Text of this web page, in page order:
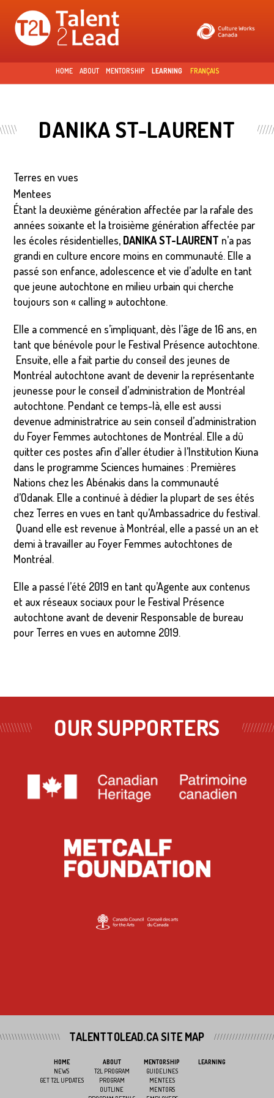
Skip to
main
content
HOME ABOUT MENTORSHIP LEARNING FRANÇAIS
DANIKA ST-LAURENT
Terres en vues
Mentees
Étant la deuxième génération affectée par la rafale des
années soixante et la troisième génération affectée par
les écoles résidentielles, DANIKA ST-LAURENT n’a pas
grandi en culture encore moins en communauté. Elle a
passé son enfance, adolescence et vie d’adulte en tant
que jeune autochtone en milieu urbain qui cherche
toujours son « calling » autochtone.
Elle a commencé en s’impliquant, dès l’âge de 16 ans, en
tant que bénévole pour le Festival Présence autochtone.
Ensuite, elle a fait partie du conseil des jeunes de
Montréal autochtone avant de devenir la représentante
jeunesse pour le conseil d’administration de Montréal
autochtone. Pendant ce temps-là, elle est aussi
devenue administratrice au sein conseil d’administration
du Foyer Femmes autochtones de Montréal. Elle a dû
quitter ces postes afin d’aller étudier à l’Institution Kiuna
dans le programme Sciences humaines : Premières
Nations chez les Abénakis dans la communauté
d’Odanak. Elle a continué à dédier la plupart de ses étés
chez Terres en vues en tant qu’Ambassadrice du festival.
Quand elle est revenue à Montréal, elle a passé un an et
demi à travailler au Foyer Femmes autochtones de
Montréal.
Elle a passé l’été 2019 en tant qu’Agente aux contenus
et aux réseaux sociaux pour le Festival Présence
autochtone avant de devenir Responsable de bureau
pour Terres en vues en automne 2019.
OUR SUPPORTERS
TALENTTOLEAD.CA SITE MAP
HOME
NEWS
GET T2L UPDATES
ABOUT
T2L PROGRAM
PROGRAM
OUTLINE
MENTORSHIP
GUIDELINES
MENTEES
MENTORS
LEARNING